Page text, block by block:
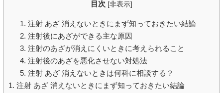
目次 [非表示]
1. 注射 あざ 消えないときにまず知っておきたい結論
2. 注射後にあざができる主な原因
3. 注射のあざが消えにくいときに考えられること
4. 注射後のあざを悪化させない対処法
5. 注射 あざ 消えないときは何科に相談する？
1. 注射 あざ 消えないときにまず知っておきたい結論